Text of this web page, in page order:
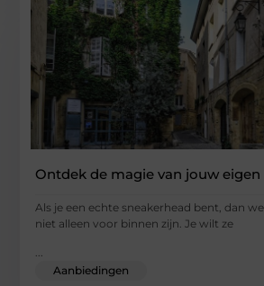
Ontdek de magie van jouw
Als je een echte sneakerhead bent, dan
niet alleen voor binnen zijn. Je wilt ze
...
Aanbiedingen